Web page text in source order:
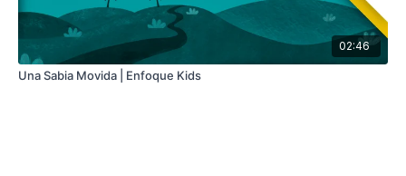
02:46
Una Sabia Movida | Enfoque Kids